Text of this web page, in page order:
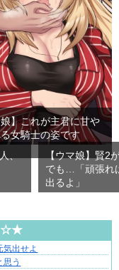
】これが主君に甘や
女騎士の姿です
、
【ウマ娘】賢2
でも…「頑張れ
出るよ」
☆★
出せよ
思う